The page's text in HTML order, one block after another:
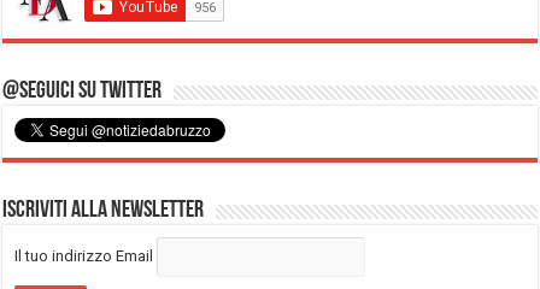
@Seguici su Twitter
Iscriviti alla Newsletter
Il tuo indirizzo Email